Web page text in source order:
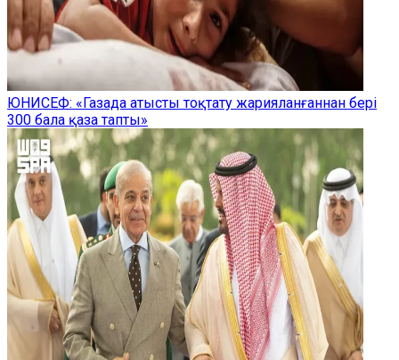
ЮНИСЕФ: «Газада атысты тоқтату жарияланғаннан бері
300 бала қаза тапты»